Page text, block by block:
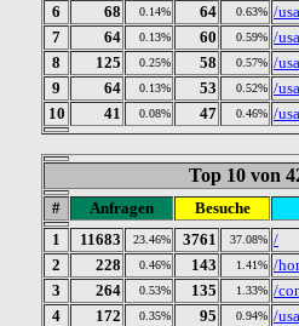
6
68 0.14% 64 0.63% /
7
64 0.13% 60 0.59% /
8
125 0.25% 58 0.57% /
9
64 0.13% 53 0.52% /
10
41 0.08% 47 0.46% /
Top 10 von
# Anfragen
Besuche
1
11683 23.46% 3761 37.08% /
2
228 0.46% 143 1.41% /
3
264 0.53% 135 1.33% /
4
172 0.35% 95 0.94% /